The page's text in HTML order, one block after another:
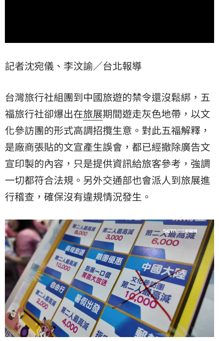
記者沈宛儀、李汶諭／台北報導
台灣旅行社組團到中國旅遊的禁令還沒鬆綁，五
福旅行社卻爆出在旅展期間遊走灰色地帶，以文
化參訪團的形式高調招攬生意。對此五福解釋，
是廠商張貼的文宣產生誤會，都已經撤除廣告文
宣印製的內容，只是提供資訊給旅客參考，強調
一切都符合法規。另外交通部也會派人到旅展進
行稽查，確保沒有違規情況發生。